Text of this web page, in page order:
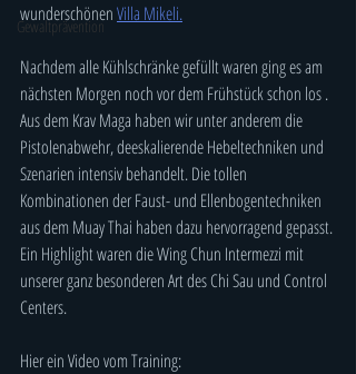
Gewaltprävention
wunderschönenVilla Mikeli.
Nachdem alle Kühlschränke gefüllt waren ging es am
nächsten Morgen noch vor dem Frühstück schon los .
Aus dem Krav Maga haben wir unter anderem die
Pistolenabwehr, deeskalierende Hebeltechniken und
Szenarien intensiv behandelt. Die tollen
Kombinationen der Faust- und Ellenbogentechniken
aus dem Muay Thai haben dazu hervorragend gepasst.
Ein Highlight waren die Wing Chun Intermezzi mit
unserer ganz besonderen Art des Chi Sau und Control
Centers.
Hier ein Video vom Training: